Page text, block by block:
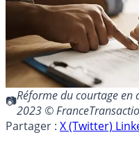
Réforme du courtage en
2023 ©
Partager : X (Twitter)